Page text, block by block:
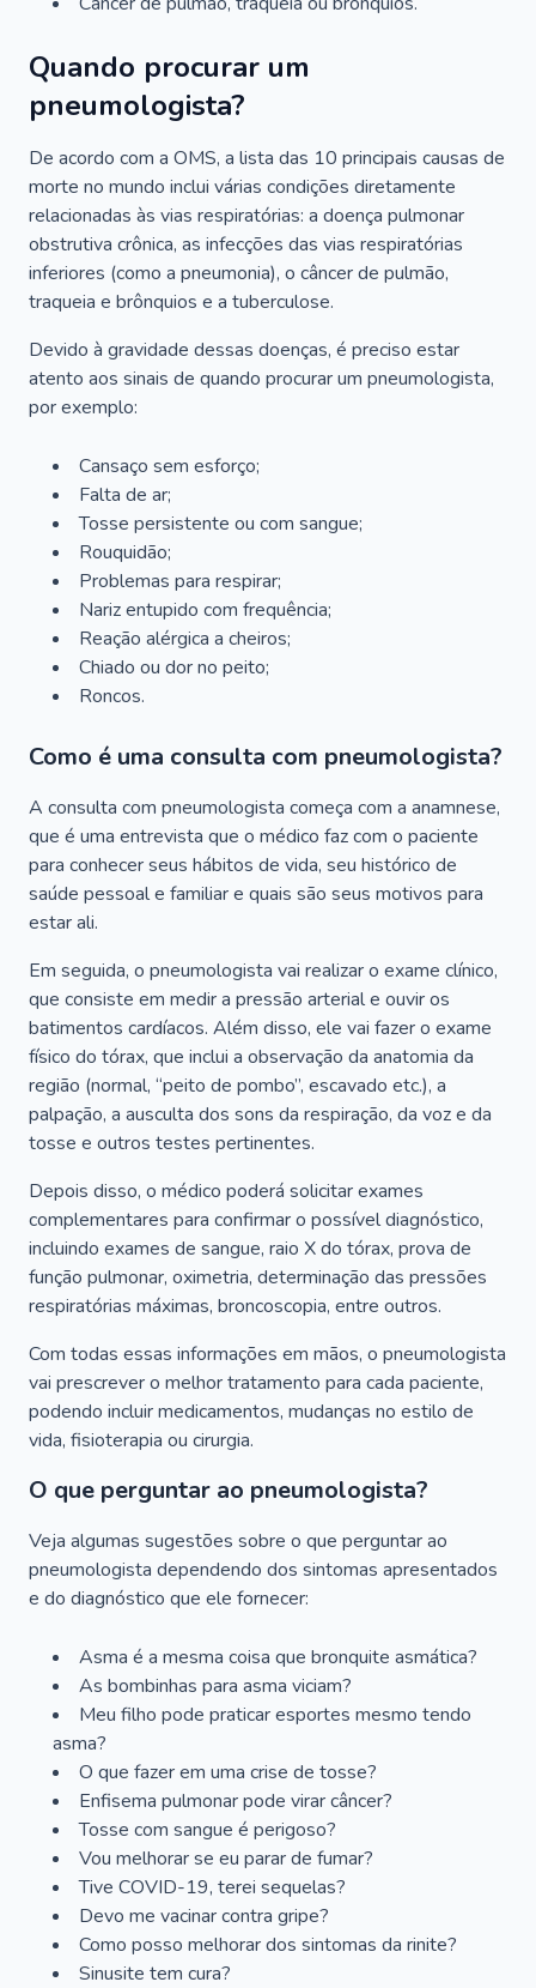
Quando procurar um
pneumologista?
De acordo com a OMS, a lista das 10 principais causas de
morte no mundo inclui várias condições diretamente
relacionadas às vias respiratórias: a doença pulmonar
obstrutiva crônica, as infecções das vias respiratórias
inferiores (como a pneumonia), o câncer de pulmão,
traqueia e brônquios e a tuberculose.
Devido à gravidade dessas doenças, é preciso estar
atento aos sinais de quando procurar um pneumologista,
por exemplo:
Cansaço sem esforço;
Falta de ar;
Tosse persistente ou com sangue;
Rouquidão;
Problemas para respirar;
Nariz entupido com frequência;
Reação alérgica a cheiros;
Chiado ou dor no peito;
Roncos.
Como é uma consulta com pneumologista?
A consulta com pneumologista começa com a anamnese,
que é uma entrevista que o médico faz com o paciente
para conhecer seus hábitos de vida, seu histórico de
saúde pessoal e familiar e quais são seus motivos para
estar ali.
Em seguida, o pneumologista vai realizar o exame clínico,
que consiste em medir a pressão arterial e ouvir os
batimentos cardíacos. Além disso, ele vai fazer o exame
físico do tórax, que inclui a observação da anatomia da
região (normal, “peito de pombo”, escavado etc.), a
palpação, a ausculta dos sons da respiração, da voz e da
tosse e outros testes pertinentes.
Depois disso, o médico poderá solicitar exames
complementares para confirmar o possível diagnóstico,
incluindo exames de sangue, raio X do tórax, prova de
função pulmonar, oximetria, determinação das pressões
respiratórias máximas, broncoscopia, entre outros.
Com todas essas informações em mãos, o pneumologista
vai prescrever o melhor tratamento para cada paciente,
podendo incluir medicamentos, mudanças no estilo de
vida, fisioterapia ou cirurgia.
O que perguntar ao pneumologista?
Veja algumas sugestões sobre o que perguntar ao
pneumologista dependendo dos sintomas apresentados
e do diagnóstico que ele fornecer:
Asma é a mesma coisa que bronquite asmática?
As bombinhas para asma viciam?
Meu filho pode praticar esportes mesmo tendo
asma?
O que fazer em uma crise de tosse?
Enfisema pulmonar pode virar câncer?
Tosse com sangue é perigoso?
Vou melhorar se eu parar de fumar?
Tive COVID-19, terei sequelas?
Devo me vacinar contra gripe?
Como posso melhorar dos sintomas da rinite?
Sinusite tem cura?